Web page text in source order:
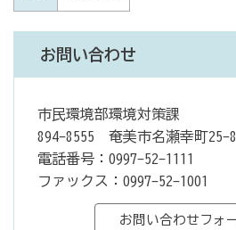
お問い合わせ
市民環境部環境対策課
894-8555 奄美市名瀬幸町25-8
電話番号：0997-52-1111
ファックス：0997-52-1001